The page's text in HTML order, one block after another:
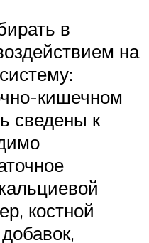
в
на
кишечном
сведены к
костной